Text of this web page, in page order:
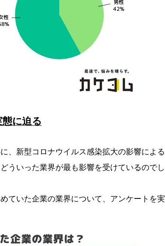
に迫る
、新型コロナウイルス感染拡大の影響による
ういった業界が最も影響を受けているのでし
ていた企業の業界について、アンケートを実